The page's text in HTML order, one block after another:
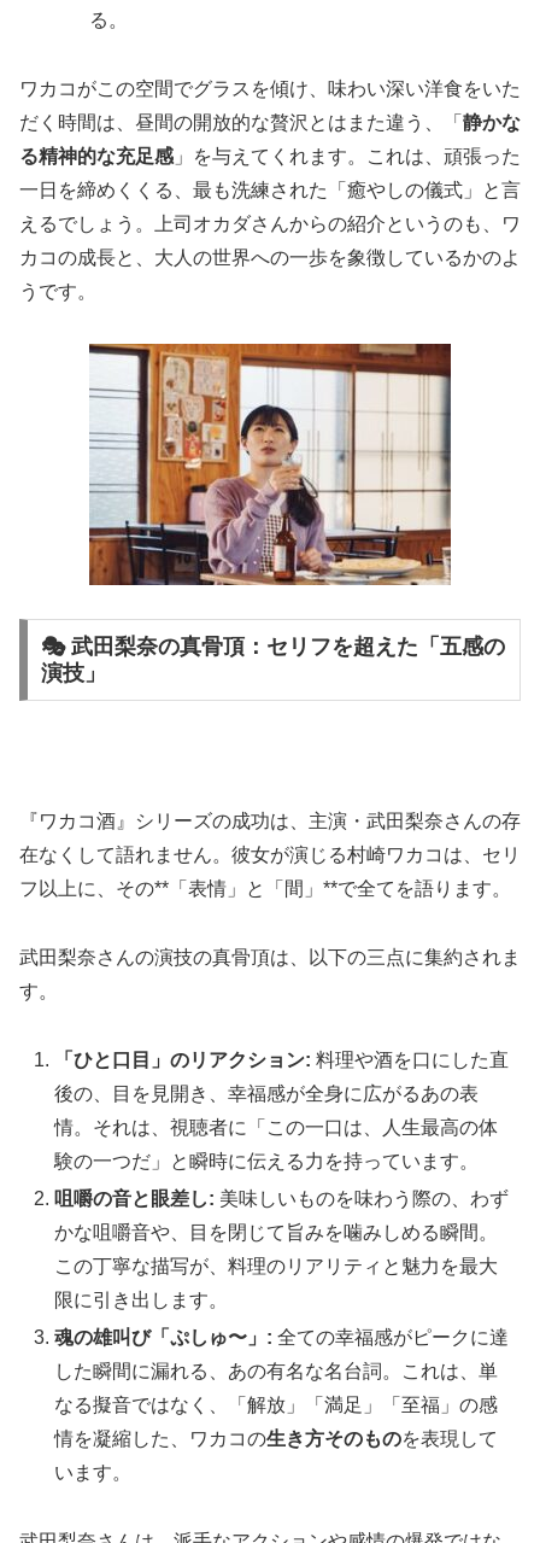
る。
ワカコがこの空間でグラスを傾け、味わい深い洋食をいた
だく時間は、昼間の開放的な贅沢とはまた違う、「 静かな
る精神的な充足感 」を与えてくれます。これは、頑張った
一日を締めくくる、最も洗練された「癒やしの儀式」と言
えるでしょう。上司オカダさんからの紹介というのも、ワ
カコの成長と、大人の世界への一歩を象徴しているかのよ
うです。
🎭 武田梨奈の真骨頂：セリフを超えた「五感の
演技」
『ワカコ酒』シリーズの成功は、主演・武田梨奈さんの存
在なくして語れません。彼女が演じる村崎ワカコは、セリ
フ以上に、その**「表情」と「間」**で全てを語ります。
武田梨奈さんの演技の真骨頂は、以下の三点に集約されま
す。
「ひと口目」のリアクション: 料理や酒を口にした直
後の、目を見開き、幸福感が全身に広がるあの表
情。それは、視聴者に「この一口は、人生最高の体
験の一つだ」と瞬時に伝える力を持っています。
咀嚼の音と眼差し: 美味しいものを味わう際の、わず
かな咀嚼音や、目を閉じて旨みを噛みしめる瞬間。
この丁寧な描写が、料理のリアリティと魅力を最大
限に引き出します。
魂の雄叫び「ぷしゅ〜」: 全ての幸福感がピークに達
した瞬間に漏れる、あの有名な名台詞。これは、単
なる擬音ではなく、「解放」「満足」「至福」の感
情を凝縮した、ワカコの生き方そのものを表現して
います。